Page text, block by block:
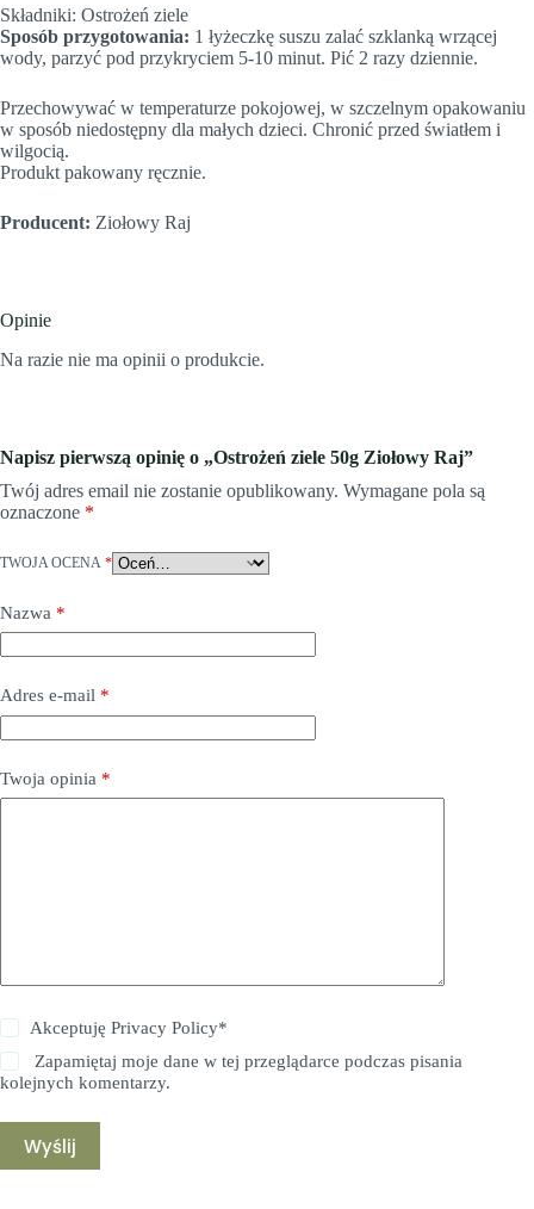
Składniki: Ostrożeń ziele
Sposób przygotowania: 1 łyżeczkę suszu zalać szklanką wrzącej
wody, parzyć pod przykryciem 5-10 minut. Pić 2 razy dziennie.
Przechowywać w temperaturze pokojowej, w szczelnym opakowaniu
w sposób niedostępny dla małych dzieci. Chronić przed światłem i
wilgocią.
Produkt pakowany ręcznie.
Producent: Ziołowy Raj
Opinie
Na razie nie ma opinii o produkcie.
Napisz pierwszą opinię o „Ostrożeń ziele 50g Ziołowy Raj”
Twój adres email nie zostanie opublikowany. Wymagane pola są
oznaczone *
TWOJA OCENA *
Nazwa *
Adres e-mail *
Twoja opinia *
AkceptujęPrivacy Policy*
Zapamiętaj moje dane w tej przeglądarce podczas pisania
kolejnych komentarzy.
Wyślij